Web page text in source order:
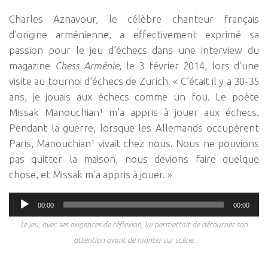
Charles Aznavour, le célèbre chanteur français
d’origine arménienne, a effectivement exprimé sa
passion pour le jeu d’échecs dans une interview du
magazine Chess Arménie, le 3 février 2014, lors d’une
visite au tournoi d’échecs de Zurich. « C’était il y a 30-35
ans, je jouais aux échecs comme un fou. Le poète
Missak Manouchian¹ m’a appris à jouer aux échecs.
Pendant la guerre, lorsque les Allemands occupèrent
Paris, Manouchian¹ vivait chez nous. Nous ne pouvions
pas quitter la maison, nous devions faire quelque
chose, et Missak m’a appris à jouer. »
Lecteur
audio
00:00 00:00
Le jeu, avec ses exigences de réflexion, lui permettait de détourner son
attention avant de monter sur scène.